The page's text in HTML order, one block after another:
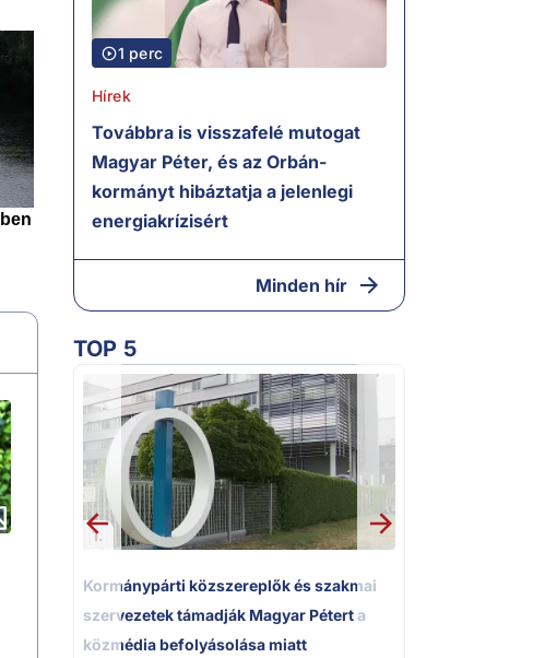
1 perc
Hírek
Továbbra is visszafelé mutogat
Magyar Péter, és az Orbán-
kormányt hibáztatja a jelenlegi
energiakrízisért
Minden hír
TOP 5
1.
Kormánypárti közszereplők és szakmai
szervezetek támadják Magyar Pétert a
közmédia befolyásolása miatt